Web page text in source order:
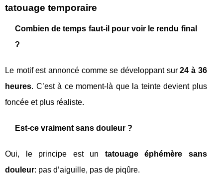
tatouage temporaire
Combien de temps faut-il pour voir le rendu final
?
Le motif est annoncé comme se développant sur24 à 36
heures. C’est à ce moment-là que la teinte devient plus
foncée et plus réaliste.
Est-ce vraiment sans douleur ?
Oui, le principe est un tatouage éphémère sans
douleur: pas d’aiguille, pas de piqûre.